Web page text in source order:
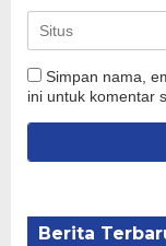
Simpan nama,
ini untuk komentar
Berita